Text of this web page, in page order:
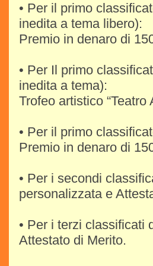
• Per il primo
inedita a tema libero):
Premio in denaro di
• Per Il primo
inedita a tema):
Trofeo artistico
• Per il primo
Premio in denaro di
• Per i secondi
personalizzata e
• Per i terzi classificati
Attestato di Merito.